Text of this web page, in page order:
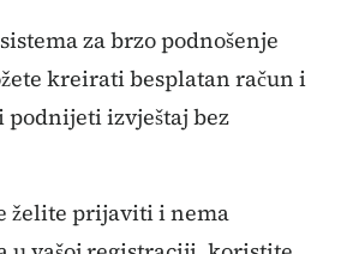
za brzo podnošenje
kreirati besplatan račun i
izvještaj bez
želite prijaviti i nema